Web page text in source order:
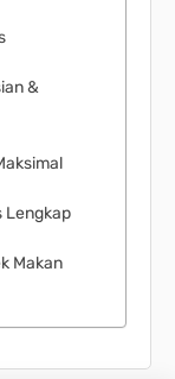
&
Lengkap
Makan